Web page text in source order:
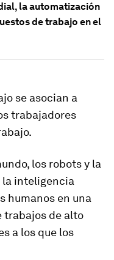
la automatización
de trabajo en el
se asocian a
trabajadores
los robots y la
la inteligencia
humanos en una
trabajos de alto
a los que los